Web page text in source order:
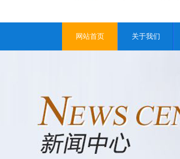
网站首页 关于我们